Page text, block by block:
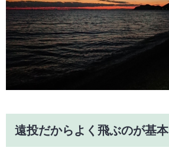
遠投だからよく飛ぶのが基本